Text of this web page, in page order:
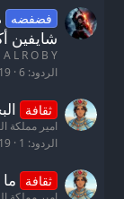
فضفضه
شايفين
A L R O B Y
الردود 6 19 يوليو 2026
ثقافة
امير مملكة
الردود 1 19 يوليو 2026
ثقافة